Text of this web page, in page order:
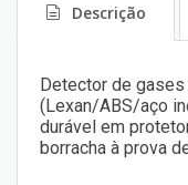
Descrição
Detector de
(Lexan/ABS/aço
durável em
borracha à prova